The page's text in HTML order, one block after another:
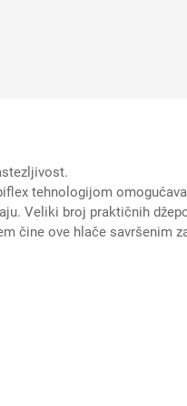
tehnologijom
Veliki broj praktičnih
čine ove hlače savršenim